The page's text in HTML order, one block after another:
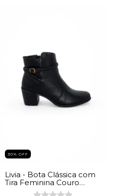
30% OFF
Livia - Bota Clássica com
Tira Feminina Couro